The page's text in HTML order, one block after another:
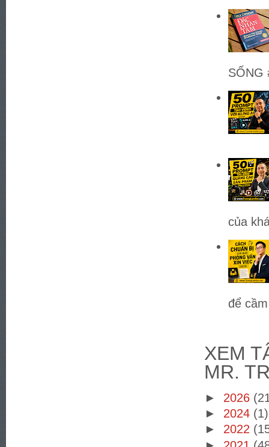
SỐNG
của
để
XEM
MR.
► 2026
► 2024 (1)
► 2022